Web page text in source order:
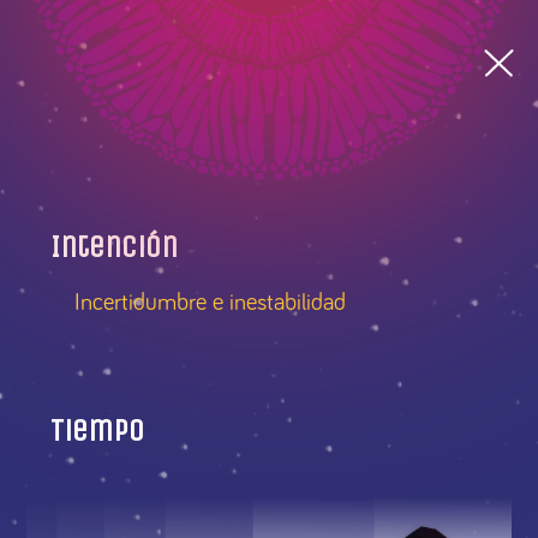
Intención
Incertidumbre e inestabilidad
Tiempo